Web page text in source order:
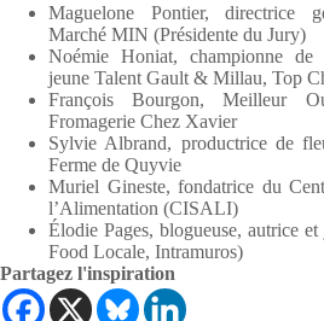
Maguelone Pontier, directrice
Marché MIN (Présidente du Jury)
Noémie Honiat, championne de
jeune Talent Gault & Millau, Top
François Bourgon, Meilleur
Fromagerie Chez Xavier
Sylvie Albrand, productrice de
Ferme de Quyvie
Muriel Gineste, fondatrice du
l’Alimentation (CISALI)
Élodie Pages, blogueuse, autrice
Food Locale, Intramuros)
Partagez l'inspiration